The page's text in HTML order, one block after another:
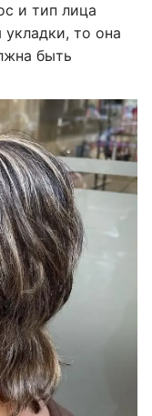
и тип лица
то она
быть